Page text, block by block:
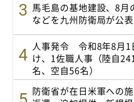
馬毛島の基地建設、8月
などを九州防衛局が公表
人事発令 令和8年8月1
け、1佐職人事（陸自
名、空自56名）
防衛省が在日米軍への